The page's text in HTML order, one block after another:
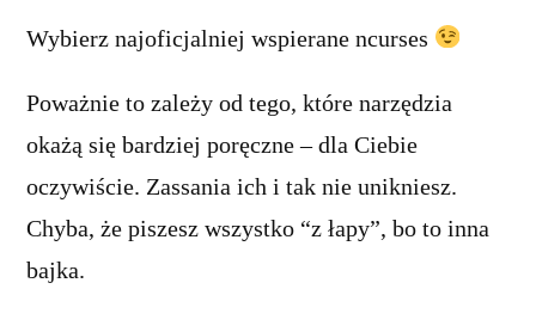
Wybierz najoficjalniej wspierane ncurses
Poważnie to zależy od tego, które narzędzia
okażą się bardziej poręczne – dla Ciebie
oczywiście. Zassania ich i tak nie unikniesz.
Chyba, że piszesz wszystko “z łapy”, bo to inna
bajka.